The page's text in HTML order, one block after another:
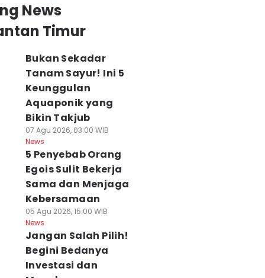
News
Timur
Bukan Sekadar
Tanam Sayur! Ini 5
Keunggulan
Aquaponik yang
Bikin Takjub
07 Agu 2026, 03:00 WIB
News
5 Penyebab Orang
Egois Sulit Bekerja
Sama dan Menjaga
Kebersamaan
05 Agu 2026, 15:00 WIB
News
Jangan Salah Pilih!
Begini Bedanya
Investasi dan